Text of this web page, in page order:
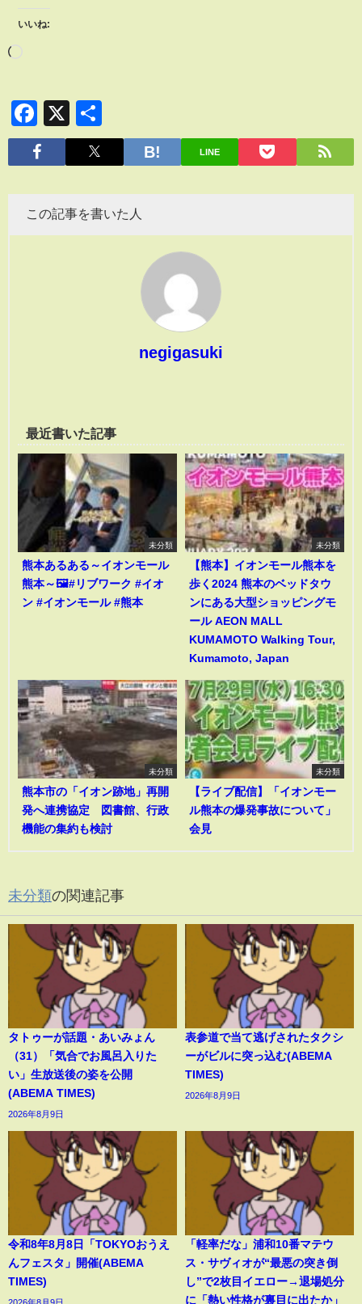
いいね:
Facebook
X
有
LINE
この記事を書いた人
negigasuki
最近書いた記事
未分類
熊本あるある～イオンモール
熊本～🖼️#リブワーク #イオ
ン #イオンモール #熊本
未分類
【熊本】イオンモール熊本を
歩く2024 熊本のベッドタウ
ンにある大型ショッピングモ
ール AEON MALL
KUMAMOTO Walking Tour,
Kumamoto, Japan
未分類
熊本市の「イオン跡地」再開
発へ連携協定 図書館、行政
機能の集約も検討
未分類
【ライブ配信】「イオンモー
ル熊本の爆発事故について」
会見
未分類の関連記事
タトゥーが話題・あいみょん
（31）「気合でお風呂入りた
い」生放送後の姿を公開
(ABEMA TIMES)
2026年8月9日
表参道で当て逃げされたタクシ
ーがビルに突っ込む(ABEMA
TIMES)
2026年8月9日
令和8年8月8日「TOKYOおうえ
んフェスタ」開催(ABEMA
TIMES)
「軽率だな」浦和10番マテウ
ス・サヴィオが“最悪の突き倒
し”で2枚目イエロー→退場処分
に「熱い性格が裏目に出たか」